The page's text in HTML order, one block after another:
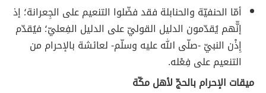
أمّا الحنفيّة والحنابلة فقد فضّلوا التنعيم على الجِعرانة؛ إذ
إنّّهم يُقدّمون الدليل القوليّ على الدليل الفِعليّ؛ فيُقدّم
إِذْن النبيّ -صلّى الله عليه وسلّم- لعائشة بالإحرام من
التنعيم على فِعْله.
ميقات الإحرام بالحجّ لأهل مكّة